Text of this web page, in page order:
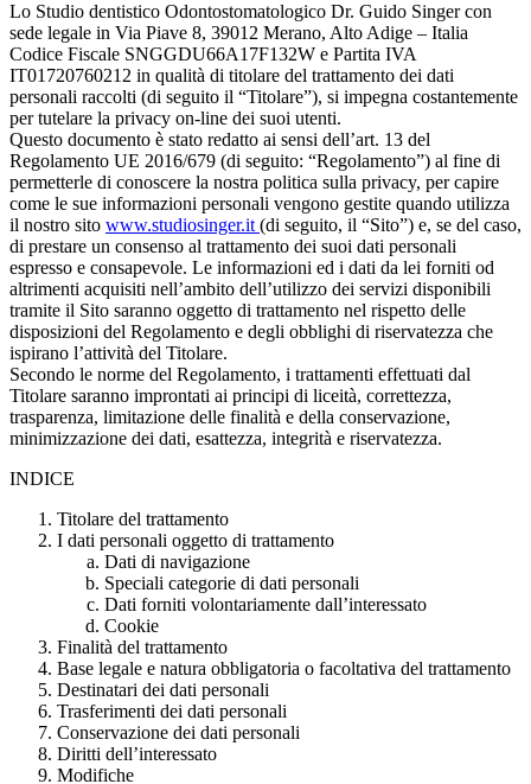
Lo Studio dentistico Odontostomatologico Dr. Guido Singer con
sede legale in Via Piave 8, 39012 Merano, Alto Adige – Italia
Codice Fiscale SNGGDU66A17F132W e Partita IVA
IT01720760212 in qualità di titolare del trattamento dei dati
personali raccolti (di seguito il “Titolare”), si impegna costantemente
per tutelare la privacy on-line dei suoi utenti.
Questo documento è stato redatto ai sensi dell’art. 13 del
Regolamento UE 2016/679 (di seguito: “Regolamento”) al fine di
permetterle di conoscere la nostra politica sulla privacy, per capire
come le sue informazioni personali vengono gestite quando utilizza
il nostro sito www.studiosinger.it(di seguito, il “Sito”) e, se del caso,
di prestare un consenso al trattamento dei suoi dati personali
espresso e consapevole. Le informazioni ed i dati da lei forniti od
altrimenti acquisiti nell’ambito dell’utilizzo dei servizi disponibili
tramite il Sito saranno oggetto di trattamento nel rispetto delle
disposizioni del Regolamento e degli obblighi di riservatezza che
ispirano l’attività del Titolare.
Secondo le norme del Regolamento, i trattamenti effettuati dal
Titolare saranno improntati ai principi di liceità, correttezza,
trasparenza, limitazione delle finalità e della conservazione,
minimizzazione dei dati, esattezza, integrità e riservatezza.
INDICE
Titolare del trattamento
I dati personali oggetto di trattamento
Dati di navigazione
Speciali categorie di dati personali
Dati forniti volontariamente dall’interessato
Cookie
Finalità del trattamento
Base legale e natura obbligatoria o facoltativa del trattamento
Destinatari dei dati personali
Trasferimenti dei dati personali
Conservazione dei dati personali
Diritti dell’interessato
Modifiche